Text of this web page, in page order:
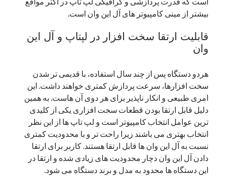
بیشتر از مینی کامپیوتر های آل این وان است.
قابلیت ارتقا سخت افزار در لپتاپ و آل این
وان
هردو دستگاه پس از چند سال استفاده، با قدیمی تر شدن
سخت افزارها، سرعت پردازش کمتری خواهند داشت. این
امری طبیعی و انکار ناپذیر برای هر دوی آن هاست. به همین
دلیل قابل ارتقا بودن قطعات سخت افزاری یکی از کلیدی
ترین عوامل انتخاب کامپیوتر است و لپ تاپ ها از این نظر
انتخاب بهتری می باشند زیرا راحت تر و با محدودیت کمتری
نسبت به آل این وان ها قابل ارتقا هستند. کاربر برای ارتقا
دادن آل این وان دچار محدودیت های زیادی شده و ارتقا در
این دستگاه ها محدود به مدل و برند دستگاه می شود.